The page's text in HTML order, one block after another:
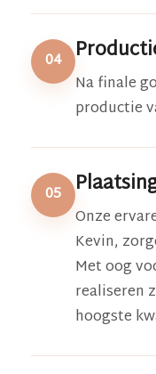
04
Na finale
productie
05
Onze
Kevin,
Met oog
realiseren
hoogste